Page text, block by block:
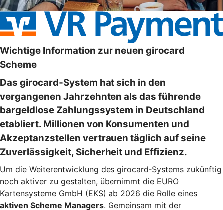
Wichtige Information zur neuen girocard
Scheme
Das girocard‑System hat sich in den
vergangenen Jahrzehnten als das führende
bargeldlose Zahlungssystem in Deutschland
etabliert. Millionen von Konsumenten und
Akzeptanzstellen vertrauen täglich auf seine
Zuverlässigkeit, Sicherheit und Effizienz.
Um die Weiterentwicklung des girocard‑Systems zukünftig
noch aktiver zu gestalten, übernimmt die EURO
Kartensysteme GmbH (EKS) ab 2026 die Rolle eines
aktiven Scheme Managers. Gemeinsam mit der